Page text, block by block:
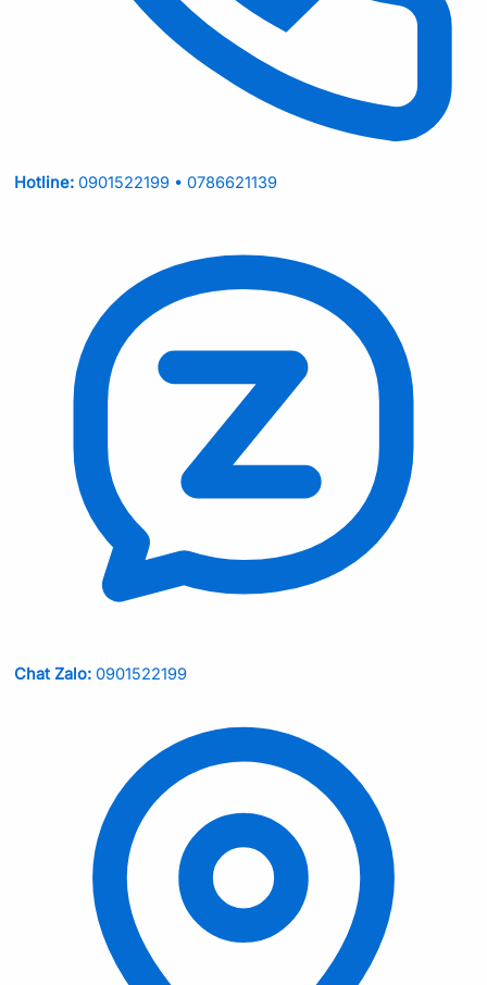
Hotline: 0901522199 • 0786621139
Chat Zalo: 0901522199